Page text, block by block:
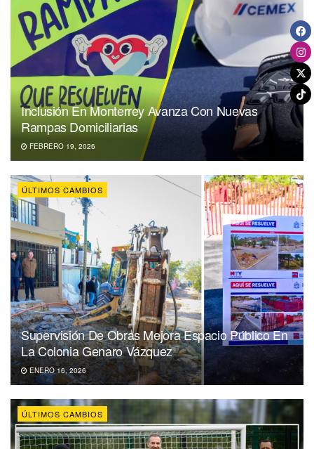
Inclusión En Monterrey Avanza Con Nuevas
Rampas Domiciliarias
FEBRERO 19, 2026
ÚLTIMOS CAMBIOS
Supervisión De Obras Mejora Espacio Público En
La Colonia Genaro Vázquez
ENERO 16, 2026
ÚLTIMOS CAMBIOS